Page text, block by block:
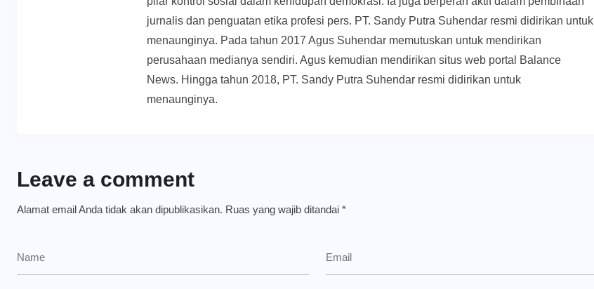
jurnalis dan penguatan etika profesi pers. PT. Sandy Putra Suhendar resmi didirikan untuk
menaunginya. Pada tahun 2017 Agus Suhendar memutuskan untuk mendirikan
perusahaan medianya sendiri. Agus kemudian mendirikan situs web portal Balance
News. Hingga tahun 2018, PT. Sandy Putra Suhendar resmi didirikan untuk
menaunginya.
Leave a comment
Alamat email Anda tidak akan dipublikasikan. Ruas yang wajib ditandai *